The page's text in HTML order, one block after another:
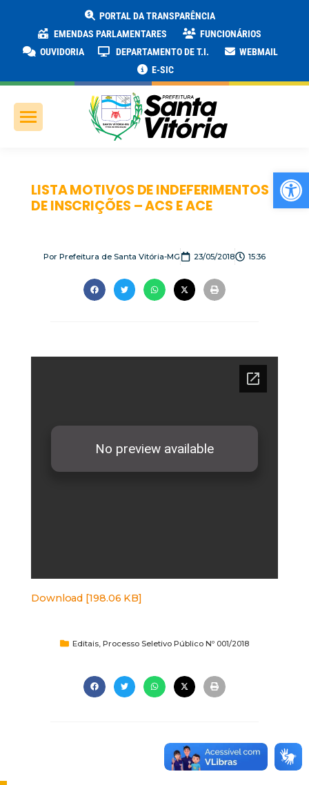
PORTAL DA TRANSPARÊNCIA
EMENDAS PARLAMENTARES
FUNCIONÁRIOS
OUVIDORIA
DEPARTAMENTO DE T.I.
WEBMAIL
E-SIC
LISTA MOTIVOS DE INDEFERIMENTOS
DE INSCRIÇÕES – ACS E ACE
Por Prefeitura de Santa Vitória-MG 23/05/2018 15:36
Download [198.06 KB]
Editais Processo Seletivo Público Nº 001/2018